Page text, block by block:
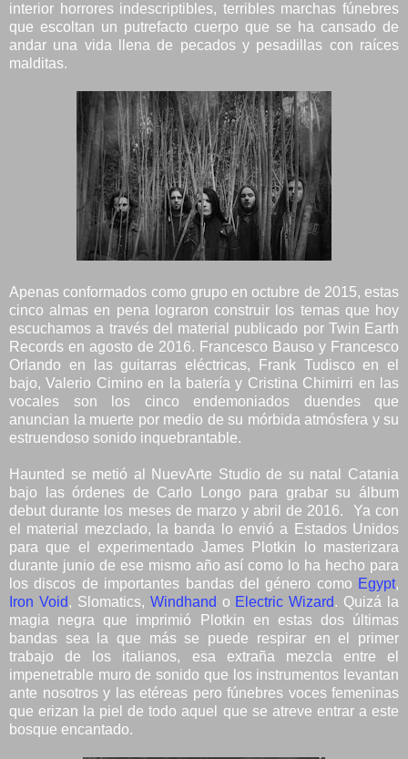
interior horrores indescriptibles, terribles marchas fúnebres
que escoltan un putrefacto cuerpo que se ha cansado de
andar una vida llena de pecados y pesadillas con raíces
malditas.
Apenas conformados como grupo en octubre de 2015, estas
cinco almas en pena lograron construir los temas que hoy
escuchamos a través del material publicado por Twin Earth
Records en agosto de 2016. Francesco Bauso y Francesco
Orlando en las guitarras eléctricas, Frank Tudisco en el
bajo, Valerio Cimino en la batería y Cristina Chimirri en las
vocales son los cinco endemoniados duendes que
anuncian la muerte por medio de su mórbida atmósfera y su
estruendoso sonido inquebrantable.
Haunted se metió al NuevArte Studio de su natal Catania
bajo las órdenes de Carlo Longo para grabar su álbum
debut durante los meses de marzo y abril de 2016. Ya con
el material mezclado, la banda lo envió a Estados Unidos
para que el experimentado James Plotkin lo masterizara
durante junio de ese mismo año así como lo ha hecho para
los discos de importantes bandas del género como Egypt,
Iron Void, Slomatics, Windhand o Electric Wizard. Quizá la
magia negra que imprimió Plotkin en estas dos últimas
bandas sea la que más se puede respirar en el primer
trabajo de los italianos, esa extraña mezcla entre el
impenetrable muro de sonido que los instrumentos levantan
ante nosotros y las etéreas pero fúnebres voces femeninas
que erizan la piel de todo aquel que se atreve entrar a este
bosque encantado.